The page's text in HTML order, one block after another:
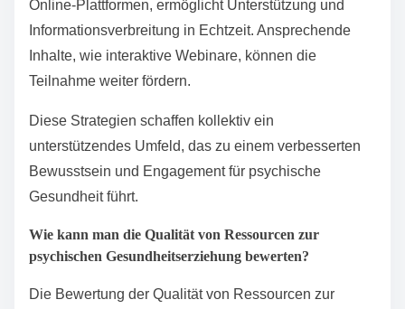
Online-Plattformen, ermöglicht Unterstützung und
Informationsverbreitung in Echtzeit. Ansprechende
Inhalte, wie interaktive Webinare, können die
Teilnahme weiter fördern.
Diese Strategien schaffen kollektiv ein
unterstützendes Umfeld, das zu einem verbesserten
Bewusstsein und Engagement für psychische
Gesundheit führt.
Wie kann man die Qualität von Ressourcen zur
psychischen Gesundheitserziehung bewerten?
Die Bewertung der Qualität von Ressourcen zur